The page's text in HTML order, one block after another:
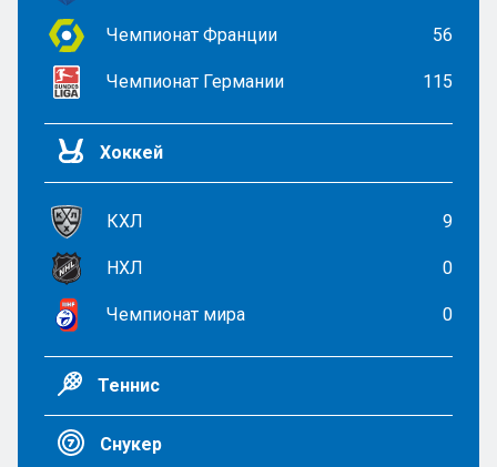
Чемпионат Франции 56
Чемпионат Германии 115
Хоккей
КХЛ 9
НХЛ 0
Чемпионат мира 0
Теннис
Снукер